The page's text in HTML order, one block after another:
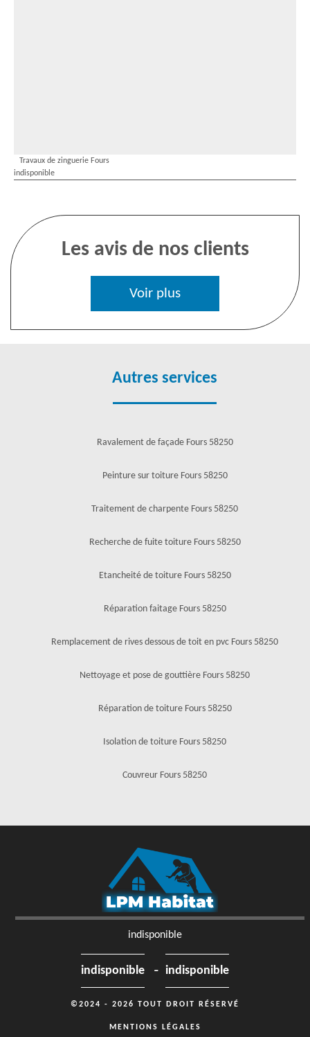
Travaux de zinguerie Fours
indisponible
Les avis de nos clients
Voir plus
Autres services
Ravalement de façade Fours 58250
Peinture sur toiture Fours 58250
Traitement de charpente Fours 58250
Recherche de fuite toiture Fours 58250
Etancheité de toiture Fours 58250
Réparation faitage Fours 58250
Remplacement de rives dessous de toit en pvc Fours 58250
Nettoyage et pose de gouttière Fours 58250
Réparation de toiture Fours 58250
Isolation de toiture Fours 58250
Couvreur Fours 58250
indisponible
indisponible - indisponible
©2024 - 2026 TOUT DROIT RÉSERVÉ
MENTIONS LÉGALES